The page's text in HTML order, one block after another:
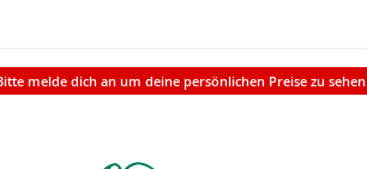
melde dich an um deine persönlichen Preise zu sehen.